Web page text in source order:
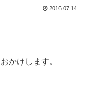
2016.07.14
かけします。